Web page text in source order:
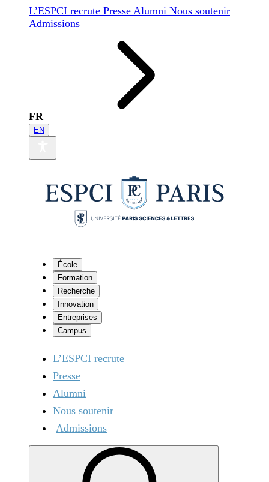
L’ESPCI recrute Presse Alumni Nous soutenir
Admissions
FR
EN
École
Formation
Recherche
Innovation
Entreprises
Campus
L’ESPCI recrute
Presse
Alumni
Nous soutenir
Admissions